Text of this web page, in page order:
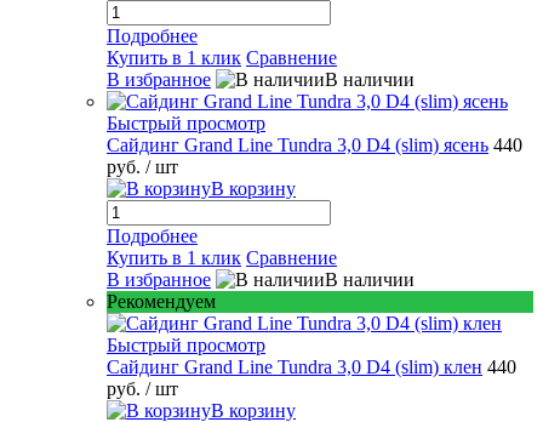
Подробнее
Купить в 1 клик Сравнение
В избранное
В наличии
Быстрый просмотр
Сайдинг Grand Line Tundra 3,0 D4 (slim) ясень 440
руб. / шт
В корзину
Подробнее
Купить в 1 клик Сравнение
В избранное
В наличии
Рекомендуем
Быстрый просмотр
Сайдинг Grand Line Tundra 3,0 D4 (slim) клен 440
руб. / шт
В корзину